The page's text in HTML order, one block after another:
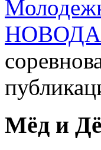
Мёд и